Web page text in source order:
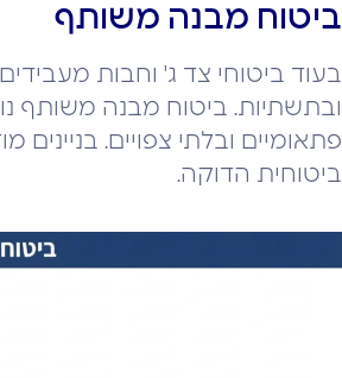
ביטוח מבנה משותף
בעוד ביטוחי צד ג' וחבות
ובתשתיות. ביטוח מבנה משותף
פתאומיים ובלתי צפויים.
ביטוחית הדוקה.